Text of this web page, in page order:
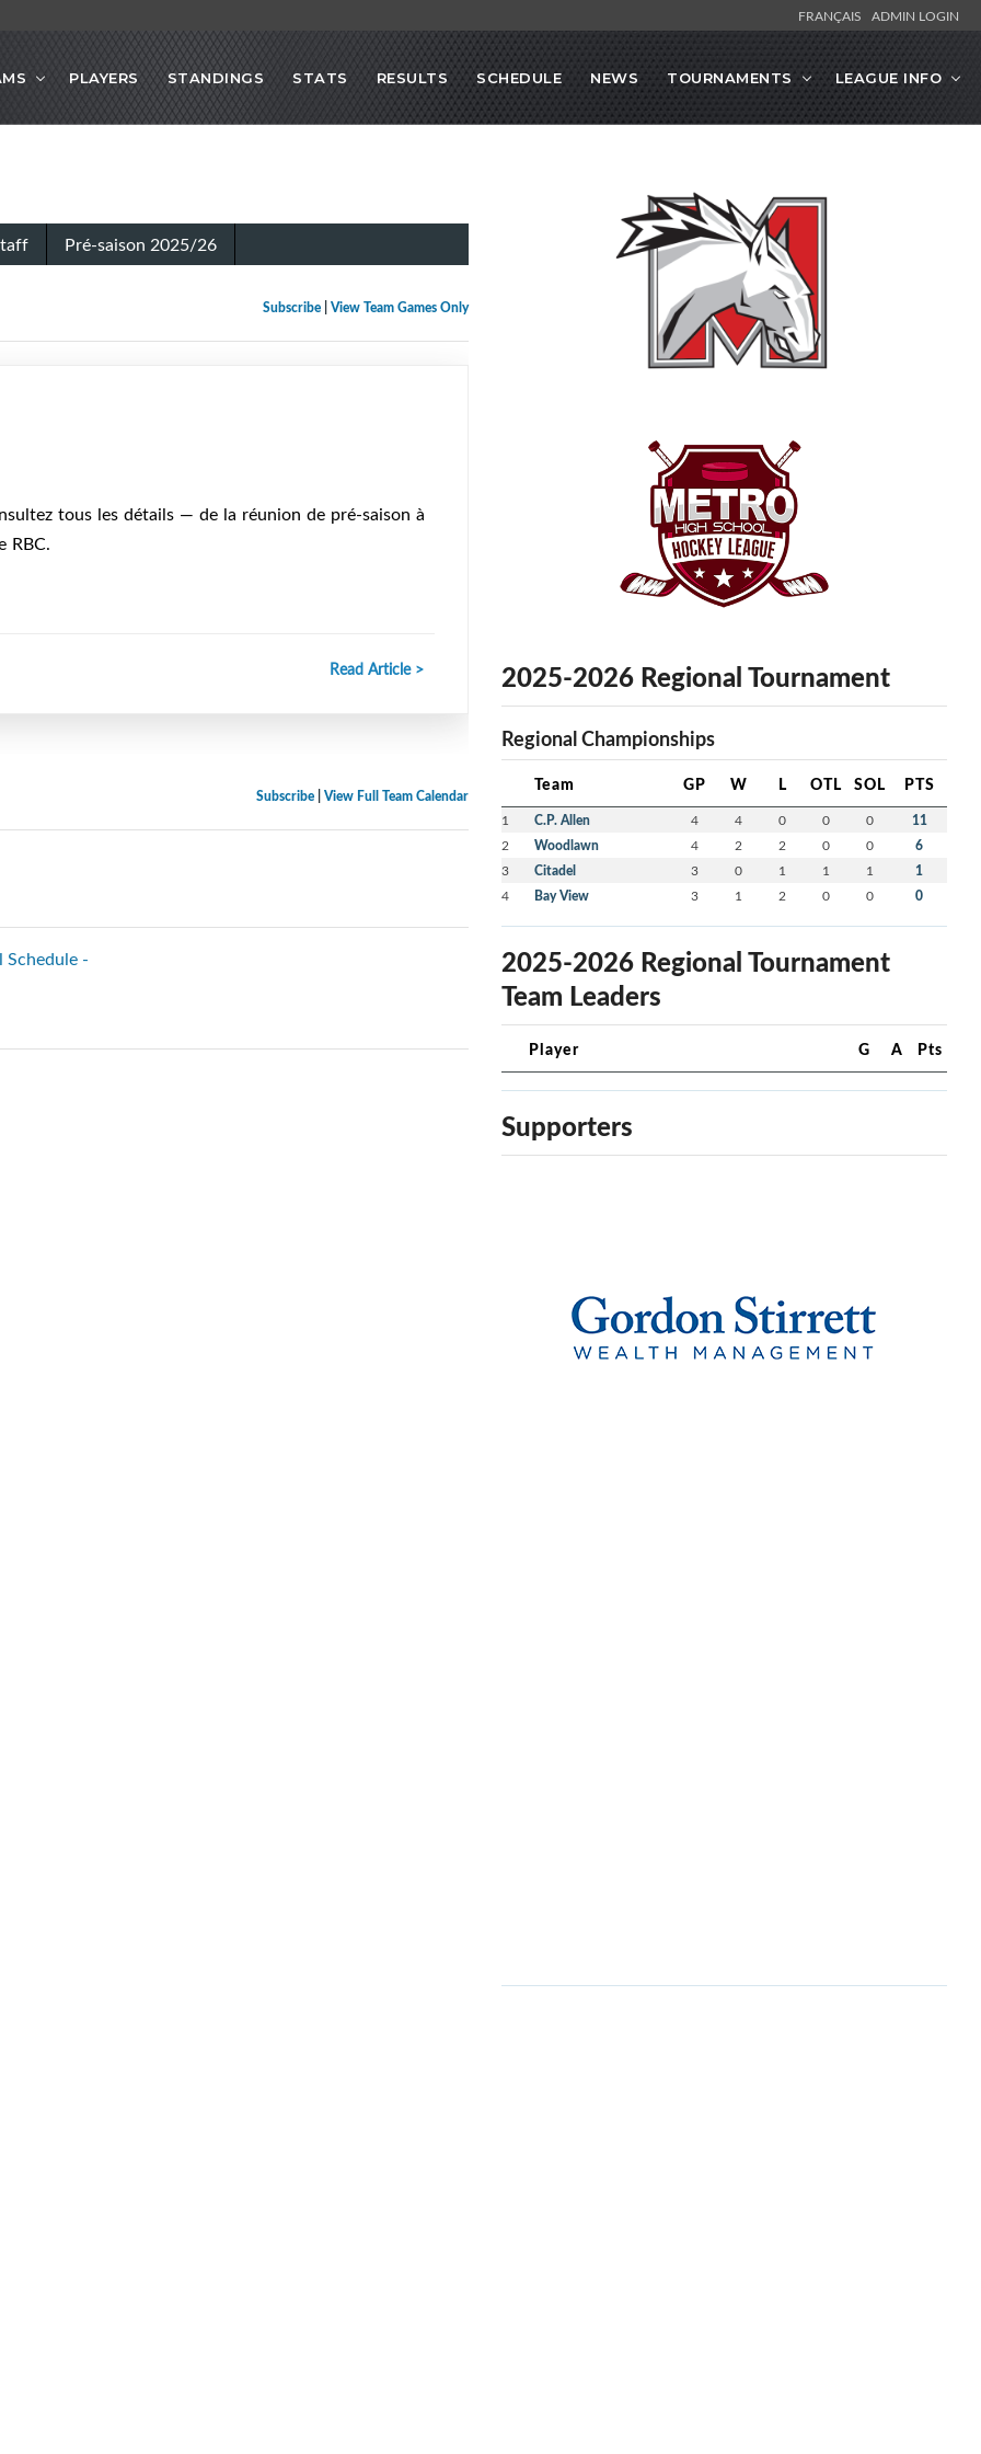
FRANÇAIS ADMIN LOGIN
PLAYERS STANDINGS STATS RESULTS SCHEDULE NEWS TOURNAMENTS LEAGUE INFO
Pré-saison 2025/26
Subscribe| View Team Games Only
tous les détails — de la réunion de pré-saison à
RBC.
Read Article >
Subscribe| View Full Team Calendar
Schedule -
2025-2026 Regional Tournament
Regional Championships
Team GP W L OTL SOL PTS
1 C.P. Allen 4 4 0 0 0 11
2 Woodlawn 4 2 2 0 0 6
3 Citadel 3 0 1 1 1 1
4 Bay View 3 1 2 0 0 0
2025-2026 Regional Tournament
Team Leaders
Player G A Pts
Supporters